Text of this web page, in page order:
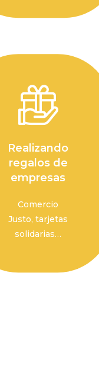
Realizando
regalos de
empresas
Comercio
Justo, tarjetas
solidarias…